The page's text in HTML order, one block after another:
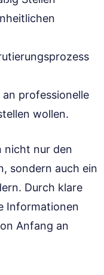
professionelle
wollen.
nicht nur den
sondern auch ein
Durch klare
Informationen
Anfang an